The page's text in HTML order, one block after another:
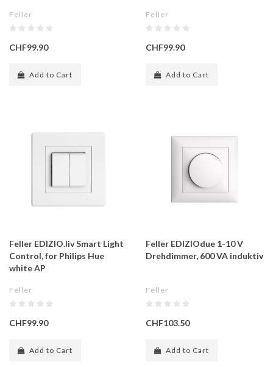
Feller
CHF99.90
Add to Cart
Feller
CHF99.90
Add to Cart
Feller EDIZIO.liv Smart Light
Control, for Philips Hue
white AP
Feller
CHF99.90
Add to Cart
Feller EDIZIOdue 1-10 V
Drehdimmer, 600 VA induktiv
Feller
CHF103.50
Add to Cart